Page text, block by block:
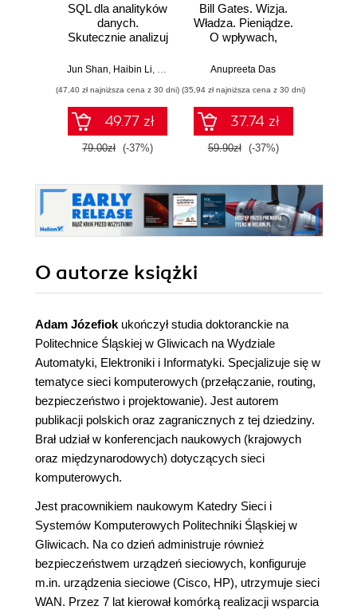
SQL dla analityków
danych.
Skutecznie analizuj
wartościowe
zaawansowany
SQL na potrzeby
praktycznych
zastosowań.
Wydanie IV
Jun Shan Haibin Li Matt Goldwasser,Upom Malik
(47,40 zł najniższa cena z 30 dni)
49.77 zł
79.00zł (-37%)
Bill Gates. Wizja.
Władza. Pieniądze.
O wpływach,
niejawne
Anupreeta Das
(35,94 zł najniższa cena z 30 dni)
37.74 zł
59.90zł (-37%)
O autorze książki
Adam Józefiokukończył studia doktoranckie na
Politechnice Śląskiej w Gliwicach na Wydziale
Automatyki, Elektroniki i Informatyki. Specjalizuje się w
tematyce sieci komputerowych (przełączanie, routing,
bezpieczeństwo i projektowanie). Jest autorem
publikacji polskich oraz zagranicznych z tej dziedziny.
Brał udział w konferencjach naukowych (krajowych
oraz międzynarodowych) dotyczących sieci
komputerowych.
Jest pracownikiem naukowym Katedry Sieci i
Systemów Komputerowych Politechniki Śląskiej w
Gliwicach. Na co dzień administruje również
bezpieczeństwem urządzeń sieciowych, konfiguruje
m.in. urządzenia sieciowe (Cisco, HP), utrzymuje sieci
WAN. Przez 7 lat kierował komórką realizacji wsparcia